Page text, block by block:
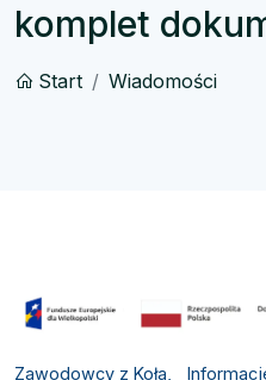
komplet
Start Wiadomości
Zawodowcy z Koła,